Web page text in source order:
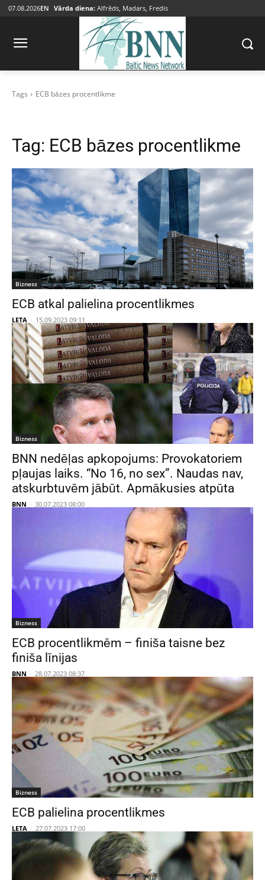
07.08.2026EN Vārda diena: Alfrēds, Madars, Fredis
Tags ECB bāzes procentlikme
Tag: ECB bāzes procentlikme
Bizness
ECB atkal palielina procentlikmes
LETA - 15.09.2023 09:11
Bizness
BNN nedēļas apkopojums: Provokatoriem
pļaujas laiks. “No 16, no sex”. Naudas nav,
atskurbtuvēm jābūt. Apmākusies atpūta
BNN - 30.07.2023 08:00
Bizness
ECB procentlikmēm – finiša taisne bez
finiša līnijas
BNN - 28.07.2023 08:37
Bizness
ECB palielina procentlikmes
LETA - 27.07.2023 17:00